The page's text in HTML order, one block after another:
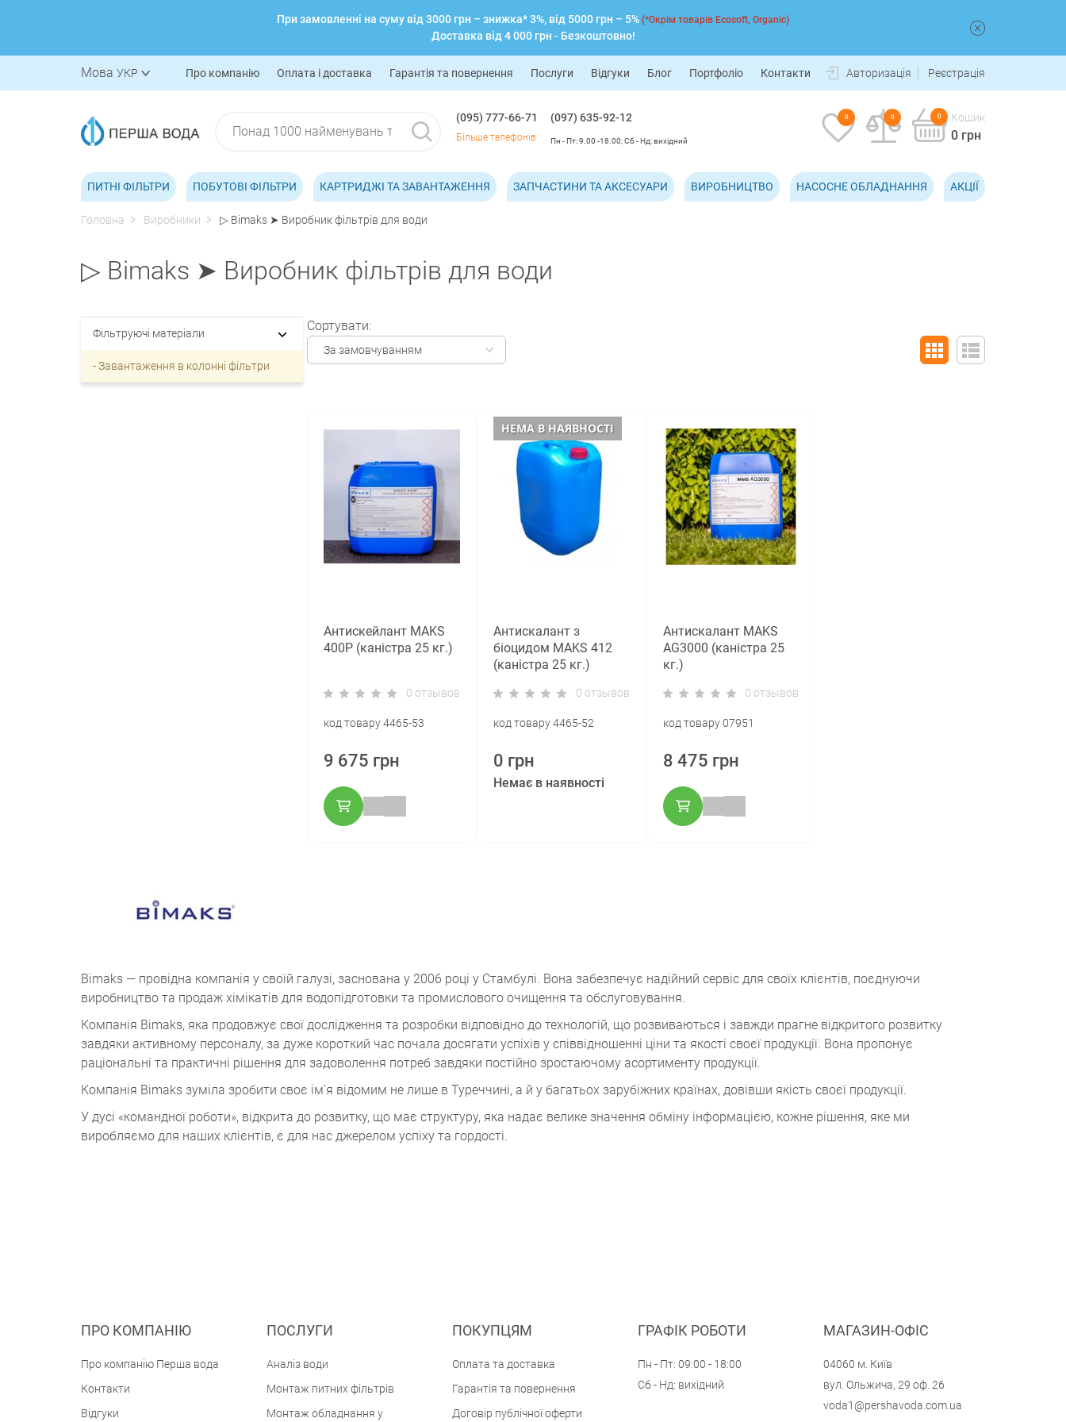
При замовленні на суму від 3000 грн – знижка* 3%, від 5000 грн – 5% (*Окрім товарів Ecosoft, Organic)
Доставка від 4 000 грн - Безкоштовно!
Мова УКР Про компанію Оплата і доставка Гарантія та повернення Послуги Відгуки Блог Портфоліо Контакти Авторизація Реєстрація
(095) 777-66-71
Більше телефонів
(097) 635-92-12
Пн - Пт: 9.00 -18.00; Сб - Нд: вихідний
0 0 0 Кошик
0 грн
ПИТНІ ФІЛЬТРИ ПОБУТОВІ ФІЛЬТРИ КАРТРИДЖІ ТА ЗАВАНТАЖЕННЯ ЗАПЧАСТИНИ ТА АКСЕСУАРИ ВИРОБНИЦТВО НАСОСНЕ ОБЛАДНАННЯ АКЦІЇ
Головна Виробники ▷ Bimaks ➤ Виробник фільтрів для води
▷ Bimaks ➤ Виробник фільтрів для води
Фільтруючі матеріали
- Завантаження в колонні фільтри
Сортувати:
За замовчуванням
Антискейлант MAKS
400P (каністра 25 кг.)
0 отзывов
код товару 4465-53
9 675 грн
НЕМА В НАЯВНОСТІ
Антискалант з
біоцидом MAKS 412
(каністра 25 кг.)
0 отзывов
код товару 4465-52
0 грн
Немає в наявності
Антискалант MAKS
AG3000 (каністра 25
кг.)
0 отзывов
код товару 07951
8 475 грн
Bimaks — провідна компанія у своїй галузі, заснована у 2006 році у Стамбулі. Вона забезпечує надійний сервіс для своїх клієнтів, поєднуючи
виробництво та продаж хімікатів для водопідготовки та промислового очищення та обслуговування.
Компанія Bimaks, яка продовжує свої дослідження та розробки відповідно до технологій, що розвиваються і завжди прагне відкритого розвитку
завдяки активному персоналу, за дуже короткий час почала досягати успіхів у співвідношенні ціни та якості своєї продукції. Вона пропонує
раціональні та практичні рішення для задоволення потреб завдяки постійно зростаючому асортименту продукції.
Компанія Bimaks зуміла зробити своє ім'я відомим не лише в Туреччині, а й у багатьох зарубіжних країнах, довівши якість своєї продукції.
У дусі «командної роботи», відкрита до розвитку, що має структуру, яка надає велике значення обміну інформацією, кожне рішення, яке ми
виробляємо для наших клієнтів, є для нас джерелом успіху та гордості.
ПРО КОМПАНІЮ
Про компанію Перша вода
Контакти
Відгуки
ПОСЛУГИ
Аналіз води
Монтаж питних фільтрів
Монтаж обладнання у
ПОКУПЦЯМ
Оплата та доставка
Гарантія та повернення
Договір публічної оферти
ГРАФІК РОБОТИ
Пн - Пт: 09:00 - 18:00
Сб - Нд: вихідний
МАГАЗИН-ОФІС
04060 м. Київ
вул. Ольжича, 29 оф. 26
voda1@pershavoda.com.ua